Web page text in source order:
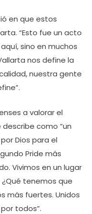
en que estos
“Esto fue un acto
sino en muchos
nos define la
nuestra gente
a valorar el
describe como “un
Dios para el
Pride más
Vivimos en un lugar
tenemos que
más fuertes. Unidos
todos”.